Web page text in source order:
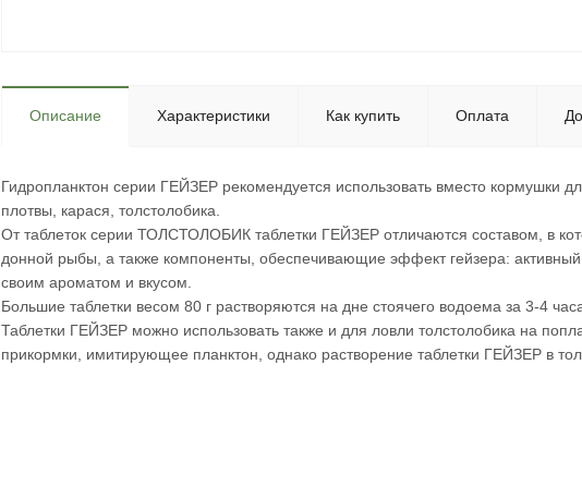
Описание Характеристики Как купить Оплата
Гидропланктон серии ГЕЙЗЕР рекомендуется использовать вместо
плотвы, карася, толстолобика.
От таблеток серии ТОЛСТОЛОБИК таблетки ГЕЙЗЕР отличаются составом, в
донной рыбы, а также компоненты, обеспечивающие эффект гейзера:
своим ароматом и вкусом.
Большие таблетки весом 80 г растворяются на дне стоячего водоема за 3-4
Таблетки ГЕЙЗЕР можно использовать также и для ловли толстолобика на
прикормки, имитирующее планктон, однако растворение таблетки ГЕЙЗЕР в